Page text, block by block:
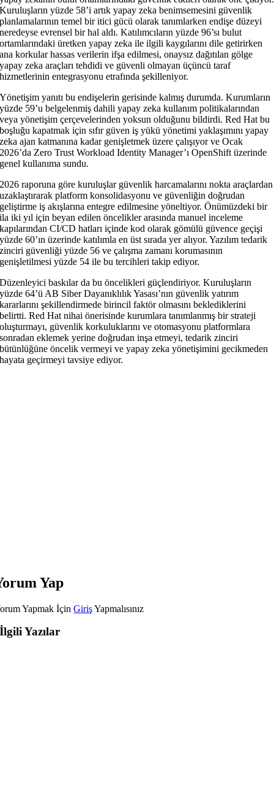
Kuruluşların yüzde 58’i artık yapay zeka benimsemesini güvenlik
planlamalarının temel bir itici gücü olarak tanımlarken endişe düzeyi
neredeyse evrensel bir hal aldı. Katılımcıların yüzde 96’sı bulut
ortamlarındaki üretken yapay zeka ile ilgili kaygılarını dile getirirken
ana korkular hassas verilerin ifşa edilmesi, onaysız dağıtılan gölge
yapay zeka araçları tehdidi ve güvenli olmayan üçüncü taraf
hizmetlerinin entegrasyonu etrafında şekilleniyor.
Yönetişim yanıtı bu endişelerin gerisinde kalmış durumda. Kurumların
yüzde 59’u belgelenmiş dahili yapay zeka kullanım politikalarından
veya yönetişim çerçevelerinden yoksun olduğunu bildirdi. Red Hat bu
boşluğu kapatmak için sıfır güven iş yükü yönetimi yaklaşımını yapay
zeka ajan katmanına kadar genişletmek üzere çalışıyor ve Ocak
2026’da Zero Trust Workload Identity Manager’ı OpenShift üzerinde
genel kullanıma sundu.
2026 raporuna göre kuruluşlar güvenlik harcamalarını nokta araçlardan
uzaklaştırarak platform konsolidasyonu ve güvenliğin doğrudan
geliştirme iş akışlarına entegre edilmesine yöneltiyor. Önümüzdeki bir
ila iki yıl için beyan edilen öncelikler arasında manuel inceleme
kapılarından CI/CD hatları içinde kod olarak gömülü güvence geçişi
yüzde 60’ın üzerinde katılımla en üst sırada yer alıyor. Yazılım tedarik
zinciri güvenliği yüzde 56 ve çalışma zamanı korumasının
genişletilmesi yüzde 54 ile bu tercihleri takip ediyor.
Düzenleyici baskılar da bu öncelikleri güçlendiriyor. Kuruluşların
yüzde 64’ü AB Siber Dayanıklılık Yasası’nın güvenlik yatırım
kararlarını şekillendirmede birincil faktör olmasını beklediklerini
belirtti. Red Hat nihai önerisinde kurumlara tanımlanmış bir strateji
oluşturmayı, güvenlik korkuluklarını ve otomasyonu platformlara
sonradan eklemek yerine doğrudan inşa etmeyi, tedarik zinciri
bütünlüğüne öncelik vermeyi ve yapay zeka yönetişimini gecikmeden
hayata geçirmeyi tavsiye ediyor.
Yap
Yapmak İçinGirişYapmalısınız
İlgili Yazılar